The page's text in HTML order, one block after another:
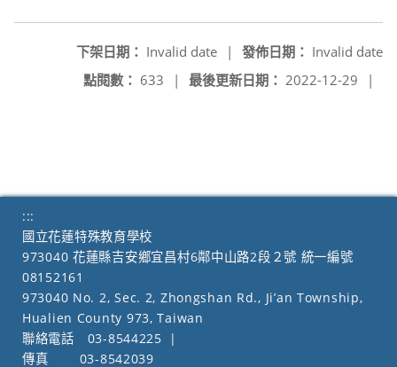
發佈日期： Invalid date
下架日期： Invalid date
|
最後更新日期： 2022-12-29 |
點閱數： 633 |
:::
國立花蓮特殊教育學校
973040 花蓮縣吉安鄉宜昌村6鄰中山路2段２號 統一編號
08152161
973040 No. 2, Sec. 2, Zhongshan Rd., Ji’an Township,
Hualien County 973, Taiwan
聯絡電話
03-8544225
|
傳真
03-8542039